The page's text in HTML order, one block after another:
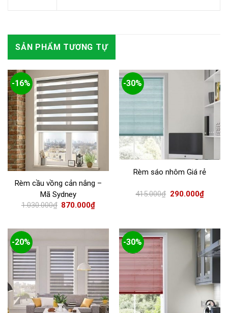
SẢN PHẨM TƯƠNG TỰ
-16%
Rèm cầu vồng cản nắng –
Mã Sydney
1.030.000₫ 870.000₫
-30%
Rèm sáo nhôm Giá rẻ
415.000₫ 290.000₫
-20% -30%